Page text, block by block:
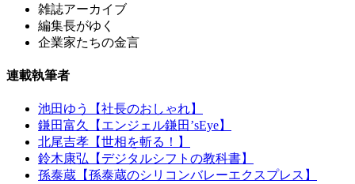
雑誌アーカイブ
編集長がゆく
企業家たちの金言
連載執筆者
池田ゆう【社長のおしゃれ】
鎌田富久【エンジェル鎌田’sEye】
北尾吉孝【世相を斬る！】
鈴木康弘【デジタルシフトの教科書】
孫泰蔵【孫泰蔵のシリコンバレーエクスプレス】